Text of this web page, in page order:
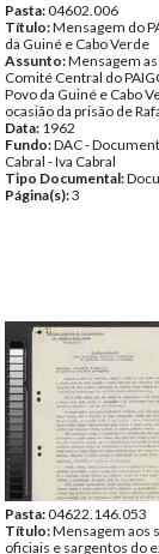
Pasta:04602.006
Título:Mensagem do
da Guiné e Cabo Verde
Assunto:Mensagem
Comité Central do
Povo da Guiné e Cabo
ocasião da prisão de
Data: 1962
Fundo:DAC -
Cabral - Iva Cabral
Tipo Documental:
Página(s):3
Pasta:04622.146.053
Título:Mensagem aos
oficiais e sargentos do